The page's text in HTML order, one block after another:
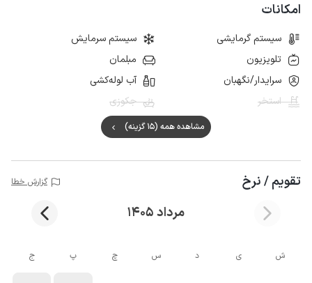
امکانات
سیستم گرمایشی
سیستم سرمایش
تلویزیون
مبلمان
سرایدار/نگهبان
آب لوله‌کشی
استخر
جکوزی
مشاهده همه (15 گزینه)
تقویم / نرخ گزارش خطا
مرداد 1405
ش ی د س چ پ ج